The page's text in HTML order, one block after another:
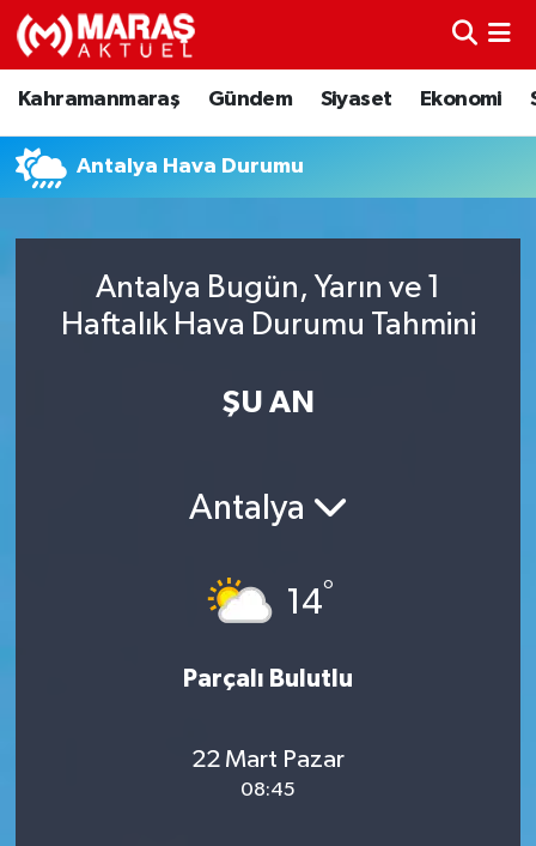
Kahramanmaraş Gündem Siyaset Ekonomi
Antalya Hava Durumu
Antalya Bugün, Yarın ve 1
Haftalık Hava Durumu Tahmini
ŞU AN
Antalya
14°
Parçalı Bulutlu
22 Mart Pazar
08:45
Kahramanmaraş
Ekonomi
Spor
Nöbetçi Eczaneler
Trafik Durumu
TFF 3.Lig 4.Grup Puan Durumu ve Fikstür